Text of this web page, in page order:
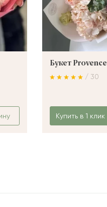
Букет Provence
/ 30
Купить в 1 клик